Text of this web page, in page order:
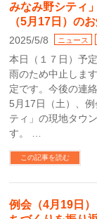
みなみ野シティ
（5月17日）の
2025/5/8 ニュース
本日（１７日）予
雨のため中止しま
定です。今後の連
5月17日（土）、
ティ」の現地タウ
す。 …
この記事を読む
例会（4月19日